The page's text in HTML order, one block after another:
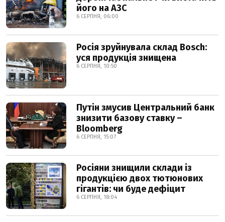
його на АЗС
6 СЕРПНЯ, 06:00
Росія зруйнувала склад Bosch:
уся продукція знищена
6 СЕРПНЯ, 10:50
Путін змусив Центральний банк
знизити базову ставку –
Bloomberg
6 СЕРПНЯ, 15:07
Росіяни знищили склади із
продукцією двох тютюнових
гігантів: чи буде дефіцит
6 СЕРПНЯ, 18:04